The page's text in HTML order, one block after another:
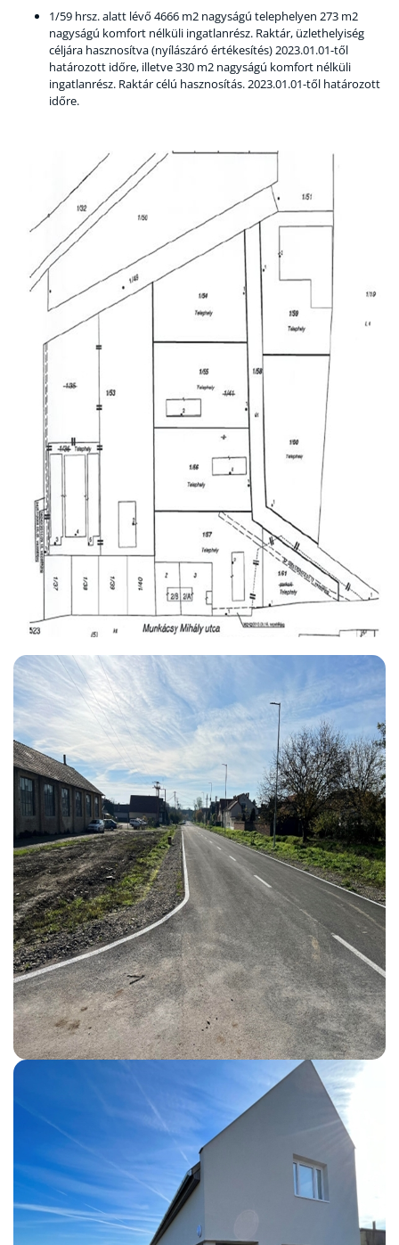
1/59 hrsz. alatt lévő 4666 m2 nagyságú telephelyen 273 m2
nagyságú komfort nélküli ingatlanrész. Raktár, üzlethelyiség
céljára hasznosítva (nyílászáró értékesítés) 2023.01.01-től
határozott időre, illetve 330 m2 nagyságú komfort nélküli
ingatlanrész. Raktár célú hasznosítás. 2023.01.01-től határozott
időre.